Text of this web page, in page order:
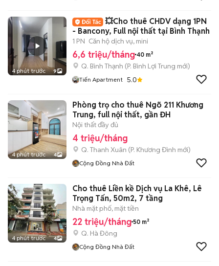
4 phút trước 9
💥Cho thuê CHDV dạng 1PN
- Bancony, Full nội thất tại Bình Thạnh
1 PN Căn hộ dịch vụ, mini
6,6 triệu/tháng 40 m²
Q. Bình Thạnh (P. Bình Lợi Trung mới)
Tiến Apartment 5.0
4 phút trước 4
Phòng trọ cho thuê Ngõ 211 Khương
Trung, full nội thất, gần ĐH
Nội thất đầy đủ
4 triệu/tháng
Q. Thanh Xuân (P. Khương Đình mới)
Cộng Đồng Nhà Đất
4 phút trước 4
Cho thuê Liền kề Dịch vụ La Khê, Lê
Trọng Tấn, 50m2, 7 tầng
Nhà mặt phố, mặt tiền
22 triệu/tháng 50 m²
Q. Hà Đông
Cộng Đồng Nhà Đất